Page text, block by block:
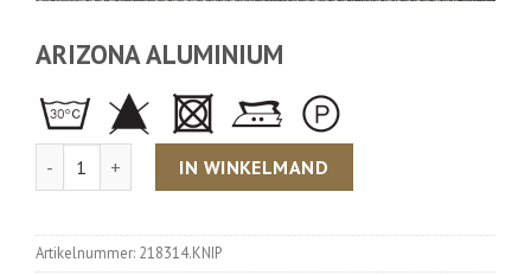
ARIZONA ALUMINIUM
Aantal IN WINKELMAND
Artikelnummer: 218314.KNIP